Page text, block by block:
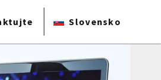
Slovensko